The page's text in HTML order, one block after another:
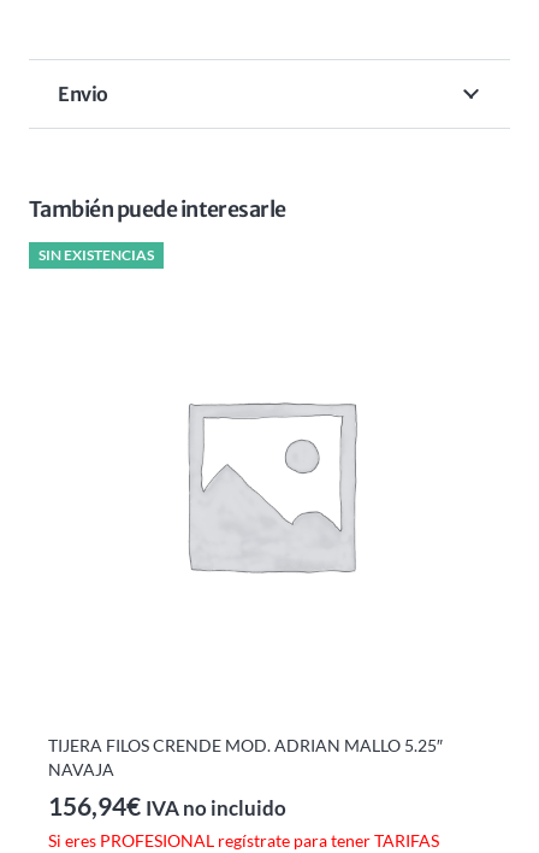
Envio
También puede interesarle
SIN EXISTENCIAS
TIJERA FILOS CRENDE MOD. ADRIAN MALLO 5.25″
NAVAJA
156,94€ IVA no incluido
Si eres PROFESIONAL regístrate para tener TARIFAS